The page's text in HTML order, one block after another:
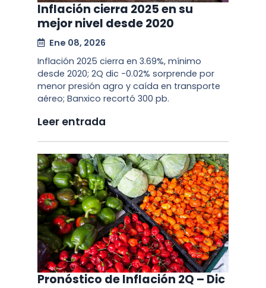
Inflación cierra 2025 en su
mejor nivel desde 2020
Ene 08, 2026
Inflación 2025 cierra en 3.69%, mínimo
desde 2020; 2Q dic -0.02% sorprende por
menor presión agro y caída en transporte
aéreo; Banxico recortó 300 pb.
Leer entrada
Pronóstico de Inflación 2Q – Dic